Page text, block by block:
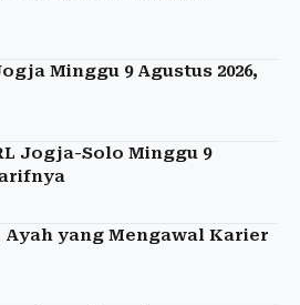
Minggu 9 Agustus 2026,
Jogja-Solo Minggu 9
yang Mengawal Karier